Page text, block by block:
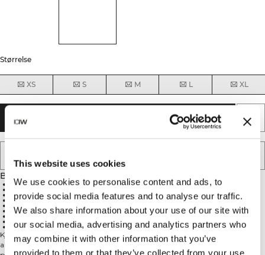
This website uses cookies
We use cookies to personalise content and ads, to
provide social media features and to analyse our traffic.
We also share information about your use of our site with
our social media, advertising and analytics partners who
may combine it with other information that you’ve
provided to them or that they’ve collected from your use
Størrelse
XS S M L XL
UDSOLGT - GIV MIG BESKED
Beskrivelse
64% Nylon, 36% Spandex
Elastisk materiale til en perfekt pasform
Høj hals foran
Racerback design
Egnet til padel, tennis og andre ketchersportsgrene
Kort nederdel til stil og bevægelse
ICIW logo foran
ICANIW logo bagpå
Kan matches med Smash Padel Shorts eller Smash Biker Shorts
Kjole i et elastisk præstationsstof. Smash Dress er lavet til padel, tennis og
andre ketchersportsgrene. Den har en høj hals foran og racerbag for perfekt